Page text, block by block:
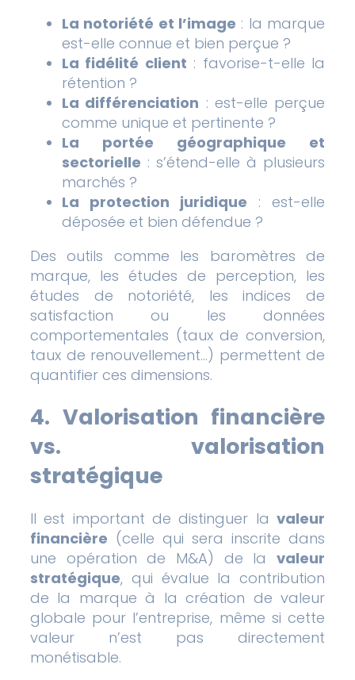
La notoriété et l’image : la marque
est-elle connue et bien perçue ?
La fidélité client : favorise-t-elle la
rétention ?
La différenciation : est-elle perçue
comme unique et pertinente ?
La portée géographique et
sectorielle : s’étend-elle à plusieurs
marchés ?
La protection juridique : est-elle
déposée et bien défendue ?
Des outils comme les baromètres de
marque, les études de perception, les
études de notoriété, les indices de
satisfaction ou les données
comportementales (taux de conversion,
taux de renouvellement…) permettent de
quantifier ces dimensions.
4. Valorisation financière
vs. valorisation
stratégique
Il est important de distinguer la valeur
financière (celle qui sera inscrite dans
une opération de M&A) de la valeur
stratégique, qui évalue la contribution
de la marque à la création de valeur
globale pour l’entreprise, même si cette
valeur n’est pas directement
monétisable.